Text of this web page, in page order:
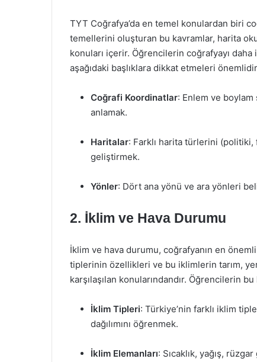
TYT Coğrafya’da en temel konulardan biri
temellerini oluşturan bu kavramlar, harita
konuları içerir. Öğrencilerin coğrafyayı
aşağıdaki başlıklara dikkat etmeleri
Coğrafi Koordinatlar: Enlem ve boylam
anlamak.
Haritalar: Farklı harita türlerini
geliştirmek.
Yönler: Dört ana yönü ve ara yönleri
2. İklim ve Hava Durumu
İklim ve hava durumu, coğrafyanın en
tiplerinin özellikleri ve bu iklimlerin tarım,
karşılaşılan konularındandır. Öğrencilerin
İklim Tipleri: Türkiye’nin farklı iklim
dağılımını öğrenmek.
İklim Elemanları: Sıcaklık, yağış,